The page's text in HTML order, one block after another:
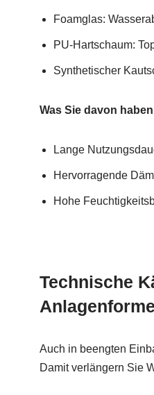
Foamglas:
PU-Hartschaum:
Synthetischer
Was Sie davon haben
Lange
Hervorragende
Hohe
Technische
Auch in beengten
Damit verlängern Sie